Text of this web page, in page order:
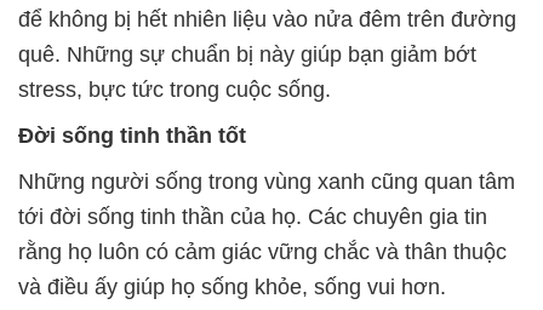
để không bị hết nhiên liệu vào nửa đêm trên đường
quê. Những sự chuẩn bị này giúp bạn giảm bớt
stress, bực tức trong cuộc sống.
Đời sống tinh thần tốt
Những người sống trong vùng xanh cũng quan tâm
tới đời sống tinh thần của họ. Các chuyên gia tin
rằng họ luôn có cảm giác vững chắc và thân thuộc
và điều ấy giúp họ sống khỏe, sống vui hơn.